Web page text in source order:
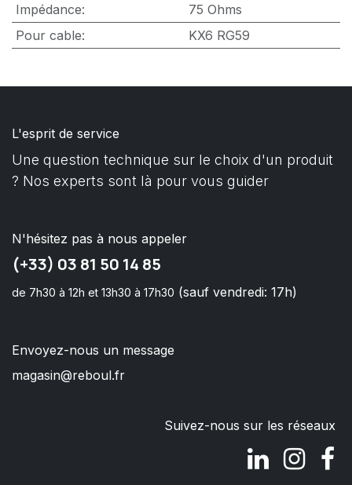
Impédance:
75 Ohms
Pour cable: KX6 RG59
L'esprit de service
Une question technique sur le choix d'un produit
? Nos experts sont là pour vous guider
N'hésitez pas à nous appeler
(+33) 03 81 50 14 85
de 7h30 à 12h et 13h30 à 17h30 (sauf vendredi: 17h)
Envoyez-nous un message
magasin@reboul.fr
Suivez-nous sur les réseaux